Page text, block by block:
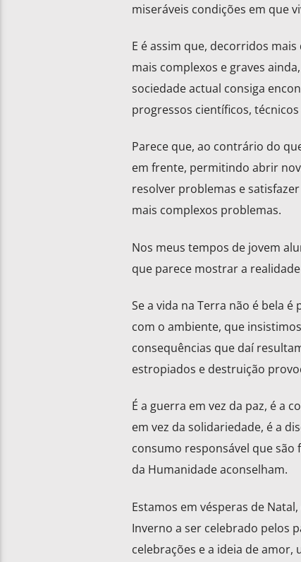
miseráveis condições em que
E é assim que, decorridos
mais complexos e graves
sociedade actual consiga
progressos científicos,
Parece que, ao contrário do
em frente, permitindo abrir
resolver problemas e
mais complexos problemas.
Nos meus tempos de jovem
que parece mostrar a
Se a vida na Terra não é bela
com o ambiente, que
consequências que daí
estropiados e destruição
É a guerra em vez da paz, é a
em vez da solidariedade, é a
consumo responsável que
da Humanidade aconselham.
Estamos em vésperas de
Inverno a ser celebrado pelos
celebrações e a ideia de amor,